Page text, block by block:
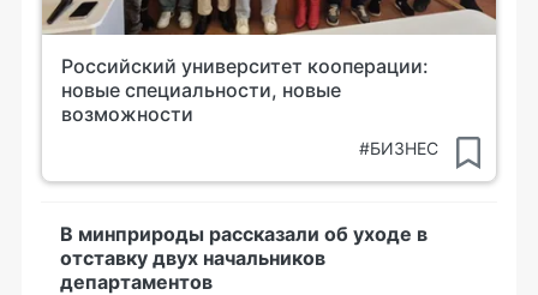
Российский университет кооперации:
новые специальности, новые
возможности
#БИЗНЕС
В минприроды рассказали об уходе в
отставку двух начальников
департаментов